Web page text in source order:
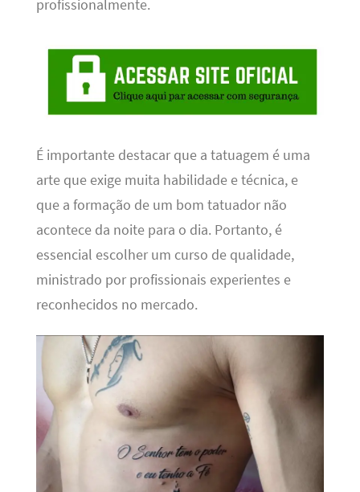
profissionalmente.
É importante destacar que a tatuagem é uma
arte que exige muita habilidade e técnica, e
que a formação de um bom tatuador não
acontece da noite para o dia. Portanto, é
essencial escolher um curso de qualidade,
ministrado por profissionais experientes e
reconhecidos no mercado.